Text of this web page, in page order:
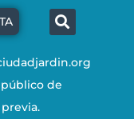
de
previa.